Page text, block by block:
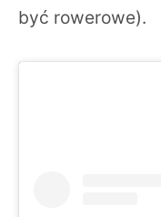
być rowerowe).